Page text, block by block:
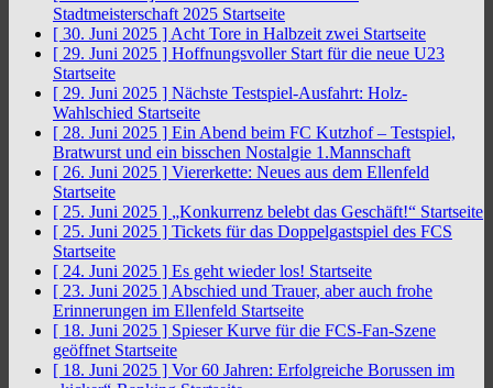
Stadtmeisterschaft 2025 Startseite
[ 30. Juni 2025 ] Acht Tore in Halbzeit zwei Startseite
[ 29. Juni 2025 ] Hoffnungsvoller Start für die neue U23
Startseite
[ 29. Juni 2025 ] Nächste Testspiel-Ausfahrt: Holz-
Wahlschied Startseite
[ 28. Juni 2025 ] Ein Abend beim FC Kutzhof – Testspiel,
Bratwurst und ein bisschen Nostalgie 1.Mannschaft
[ 26. Juni 2025 ] Viererkette: Neues aus dem Ellenfeld
Startseite
[ 25. Juni 2025 ] „Konkurrenz belebt das Geschäft!“ Startseite
[ 25. Juni 2025 ] Tickets für das Doppelgastspiel des FCS
Startseite
[ 24. Juni 2025 ] Es geht wieder los! Startseite
[ 23. Juni 2025 ] Abschied und Trauer, aber auch frohe
Erinnerungen im Ellenfeld Startseite
[ 18. Juni 2025 ] Spieser Kurve für die FCS-Fan-Szene
geöffnet Startseite
[ 18. Juni 2025 ] Vor 60 Jahren: Erfolgreiche Borussen im